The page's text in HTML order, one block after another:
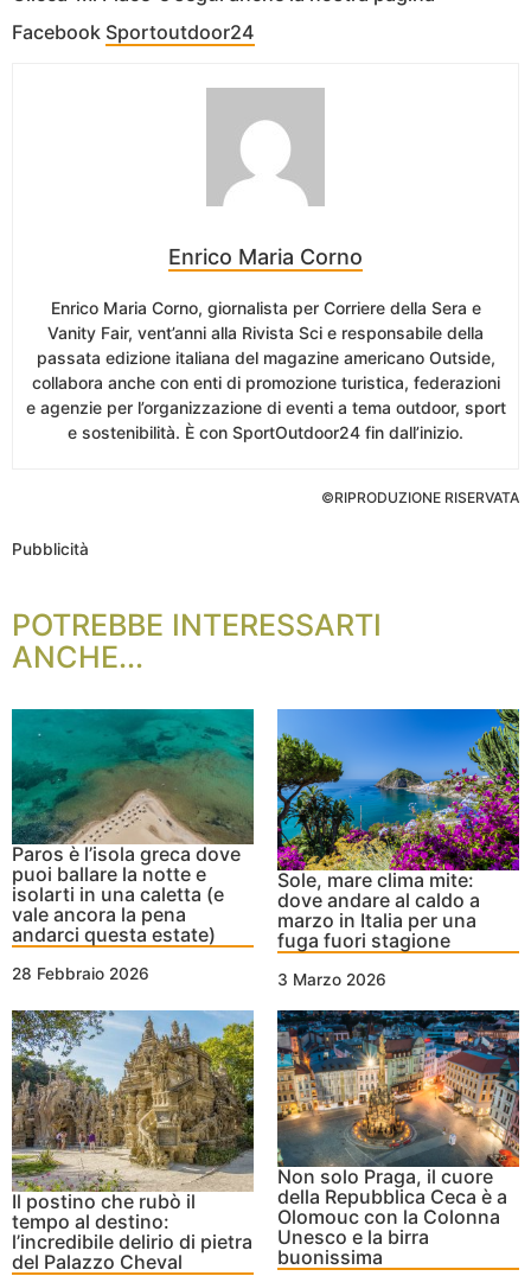
Facebook Sportoutdoor24
Enrico Maria Corno
Enrico Maria Corno, giornalista per Corriere della Sera e
Vanity Fair, vent’anni alla Rivista Sci e responsabile della
passata edizione italiana del magazine americano Outside,
collabora anche con enti di promozione turistica, federazioni
e agenzie per l’organizzazione di eventi a tema outdoor, sport
e sostenibilità. È con SportOutdoor24 fin dall’inizio.
©RIPRODUZIONE RISERVATA
Pubblicità
POTREBBE INTERESSARTI
ANCHE...
Paros è l’isola greca dove
puoi ballare la notte e
isolarti in una caletta (e
vale ancora la pena
andarci questa estate)
28 Febbraio 2026
Sole, mare clima mite:
dove andare al caldo a
marzo in Italia per una
fuga fuori stagione
3 Marzo 2026
Il postino che rubò il
tempo al destino:
l’incredibile delirio di pietra
del Palazzo Cheval
Non solo Praga, il cuore
della Repubblica Ceca è a
Olomouc con la Colonna
Unesco e la birra
buonissima